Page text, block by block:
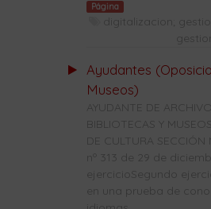
Página
digitalizacion;
Ayudantes
Museos)
AYUDANTE DE
BIBLIOTECAS Y
DE CULTURA SECCIÓN
nº 313 de 29 de
ejercicioSegundo
en una prueba de